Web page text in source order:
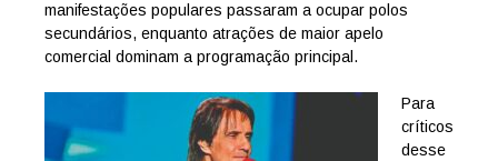
manifestações populares passaram a ocupar polos
secundários, enquanto atrações de maior apelo
comercial dominam a programação principal.
Para
críticos
desse